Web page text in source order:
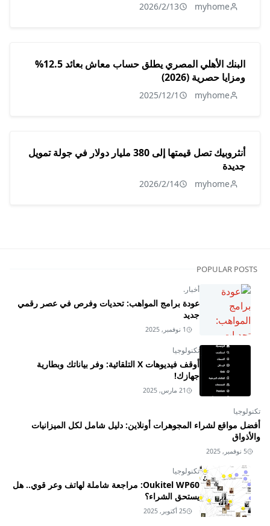
myhome
2026/2/13
البنك الأهلي المصري يطلق حساب معاش بعائد 12.5%
ومزايا حصرية (2026)
myhome
2025/12/1
أنثروبيك تصل قيمتها إلى 380 مليار دولار في جولة تمويل
جديدة
myhome
2026/2/14
POPULAR POSTS
أخبار.
عودة برامج المواهب: تحديات وفرص في عصر رقمي
جديد
1 نوفمبر, 2025
تكنولوجيا
أوقف فيديوهات X التلقائية: وفر بياناتك وبطارية
جهازك!
21 مارس, 2025
تكنولوجيا
أفضل مواقع لشراء المجوهرات أونلاين: دليل شامل لكل الميزانيات
والأذواق
5 نوفمبر, 2025
تكنولوجيا
Oukitel WP60: مراجعة شاملة لهاتف وعر قوي.. هل
يستحق الشراء؟
25 أكتوبر, 2025